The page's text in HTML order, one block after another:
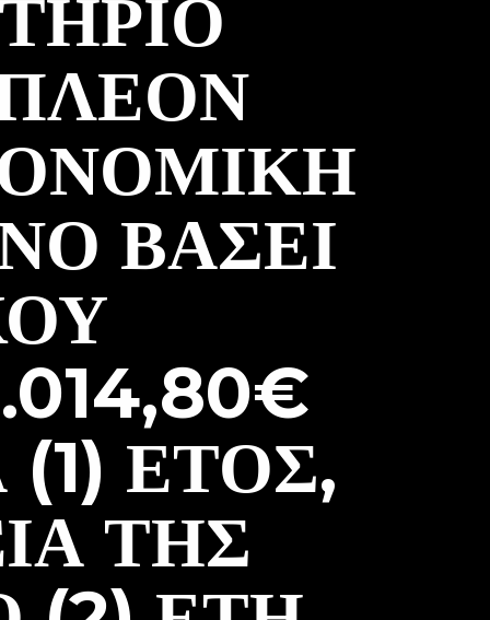
ΒΆΣΕΙ
ΈΤΟΣ,
ΤΗΣ